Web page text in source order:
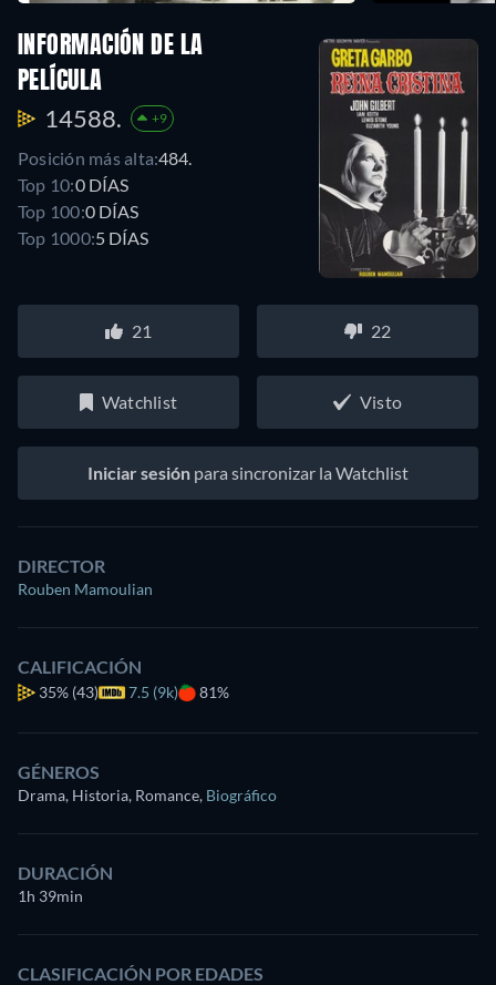
INFORMACIÓN DE LA
PELÍCULA
14588. +9
Posición más alta:484.
Top 10:0 DÍAS
Top 100:0 DÍAS
Top 1000:5 DÍAS
21 22
Watchlist Visto
Iniciar sesión para sincronizar la Watchlist
DIRECTOR
Rouben Mamoulian
CALIFICACIÓN
35% (43) 7.5 (9k) 81%
GÉNEROS
Drama, Historia, Romance, Biográfico
DURACIÓN
1h 39min
CLASIFICACIÓN POR EDADES